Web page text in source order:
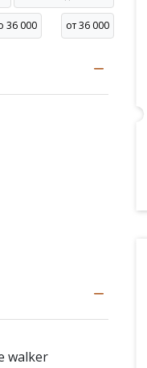
36 000 от 36 000
walker